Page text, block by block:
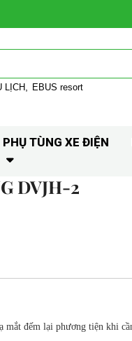
LỊCH EBUS resort
PHỤ TÙNG XE ĐIỆN
DVJH-2
mắt đếm lại phương tiện khi